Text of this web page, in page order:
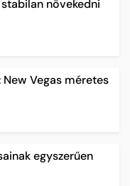
növekedni
Vegas méretes
egyszerűen